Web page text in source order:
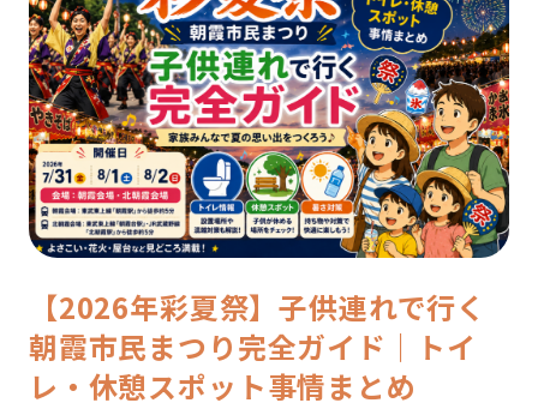
【2026年彩夏祭】子供連れで行く
朝霞市民まつり完全ガイド｜トイ
レ・休憩スポット事情まとめ